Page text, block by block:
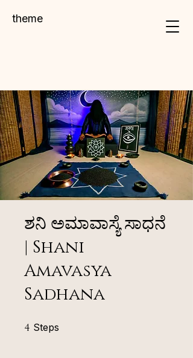
theme
ಶನಿ ಅಮಾವಾಸ್ಯೆ ಸಾಧನೆ
| Shani
Amavasya
Sadhana
4 Steps